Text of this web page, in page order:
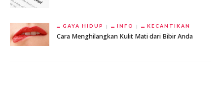
GAYA HIDUP INFO KECANTIKAN
Cara Menghilangkan Kulit Mati dari Bibir Anda